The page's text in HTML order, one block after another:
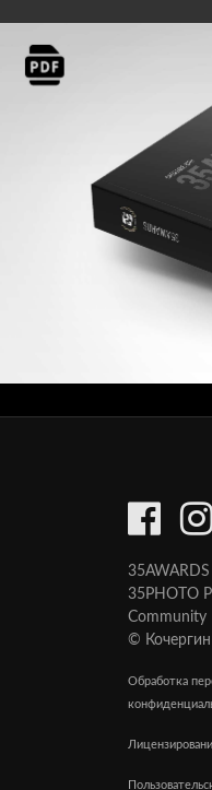
35PHOTO
Community
©
Обработка